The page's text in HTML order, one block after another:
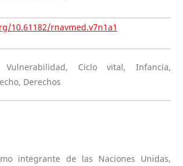
10.61182/rnavmed.v7n1a1
Vulnerabilidad, Ciclo vital, Infancia,
Derechos
integrante de las Naciones Unidas,